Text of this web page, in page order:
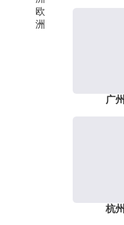
欧
洲
广州
杭州